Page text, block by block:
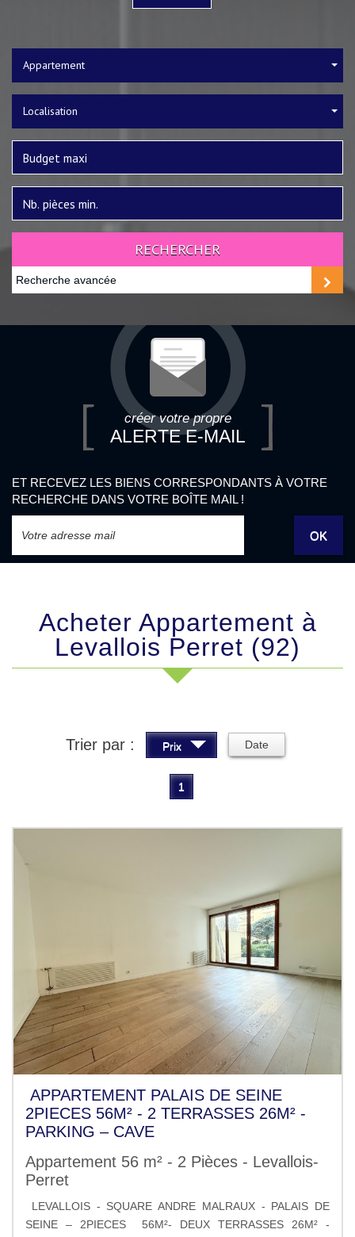
Appartement
Localisation
RECHERCHER
Recherche avancée
créer votre propre
ALERTE E-MAIL
ET RECEVEZ LES BIENS CORRESPONDANTS À VOTRE
RECHERCHE DANS VOTRE BOÎTE MAIL !
OK
Acheter Appartement à
Levallois Perret (92)
Trier par : Prix Date
1
APPARTEMENT PALAIS DE SEINE
2PIECES 56M² - 2 TERRASSES 26M² -
PARKING – CAVE
Appartement 56 m² - 2 Pièces - Levallois-
Perret
LEVALLOIS - SQUARE ANDRE MALRAUX - PALAIS DE
SEINE – 2PIECES 56M²- DEUX TERRASSES 26M² -